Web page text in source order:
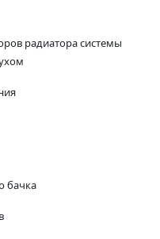
радиатора системы
бачка